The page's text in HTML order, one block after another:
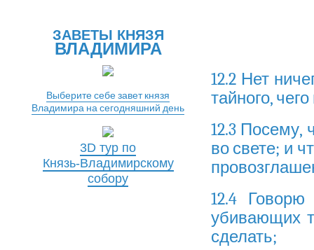
ЗАВЕТЫ КНЯЗЯ
ВЛАДИМИРА
Выберите себе завет князя
Владимира на сегодняшний день
3D тур по
Князь-Владимирскому
собору
12.2 Нет
тайного,
12.3 Посему,
во свете; и
12.4
убивающих
сделать;